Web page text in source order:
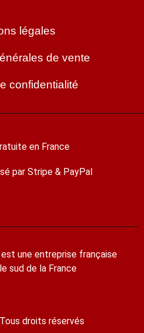
légales
de vente
confidentialité
en France
par Stripe & PayPal
est une entreprise française
sud de la France
droits réservés